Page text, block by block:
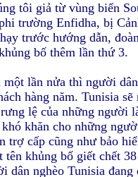
tôi giả từ vùng biển
trường Enfidha, bị
trước hướng dẫn,
bố thêm lần thứ 3.
lần nửa thì người
hàng năm. Tunisia
lệ của những người
khăn cho những
trợ cấp cũng như bảo
tên khủng bố giết chết
dân nghèo Tunisia